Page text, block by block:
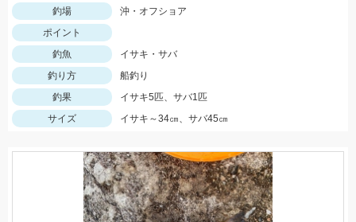
釣場
沖・オフショア
ポイント
釣魚
イサキ・サバ
釣り方
船釣り
釣果
イサキ5匹、サバ1匹
サイズ
イサキ～34㎝、サバ45㎝